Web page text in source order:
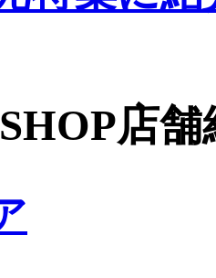
SHOP店舗